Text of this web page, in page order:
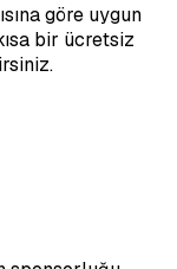
göre uygun
bir ücretsiz